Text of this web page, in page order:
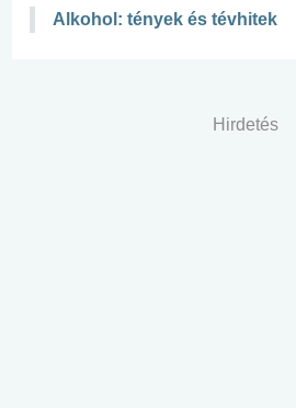
Alkohol: tények és tévhitek
Hirdetés